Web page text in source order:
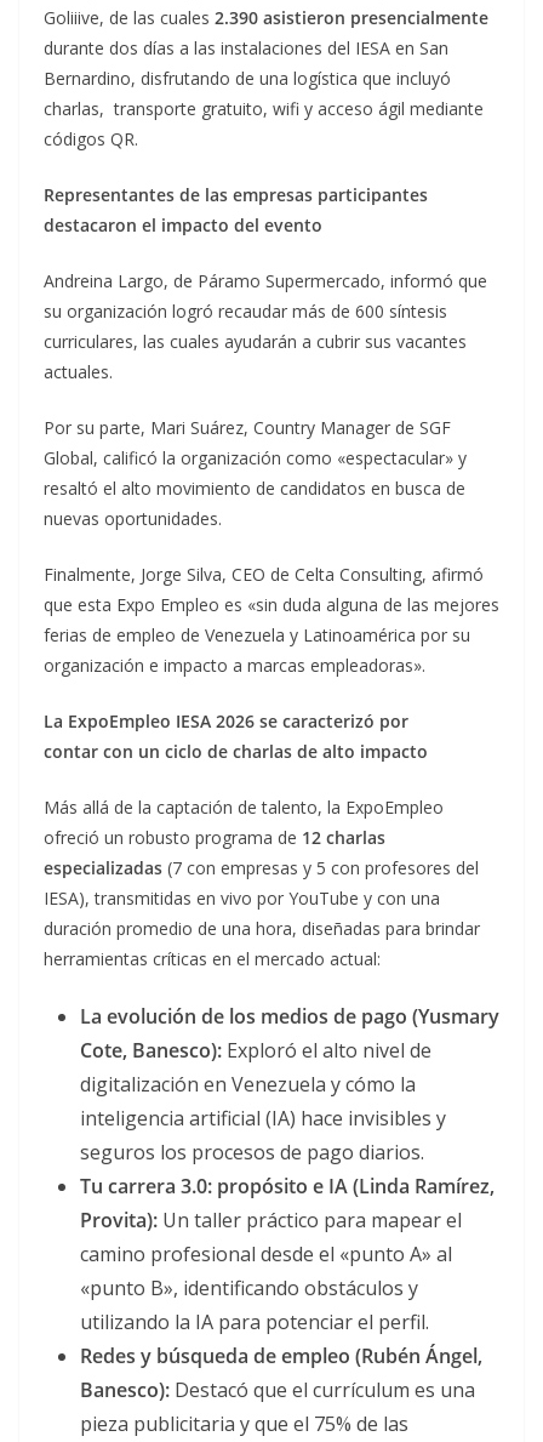
Goliiive, de las cuales 2.390 asistieron presencialmente
durante dos días a las instalaciones del IESA en San
Bernardino, disfrutando de una logística que incluyó
charlas, transporte gratuito, wifi y acceso ágil mediante
códigos QR.
Representantes de las empresas participantes
destacaron el impacto del evento
Andreina Largo, de Páramo Supermercado, informó que
su organización logró recaudar más de 600 síntesis
curriculares, las cuales ayudarán a cubrir sus vacantes
actuales.
Por su parte, Mari Suárez, Country Manager de SGF
Global, calificó la organización como «espectacular» y
resaltó el alto movimiento de candidatos en busca de
nuevas oportunidades.
Finalmente, Jorge Silva, CEO de Celta Consulting, afirmó
que esta Expo Empleo es «sin duda alguna de las mejores
ferias de empleo de Venezuela y Latinoamérica por su
organización e impacto a marcas empleadoras».
La ExpoEmpleo IESA 2026 se caracterizó por
contar con un ciclo de charlas de alto impacto
Más allá de la captación de talento, la ExpoEmpleo
ofreció un robusto programa de 12 charlas
especializadas (7 con empresas y 5 con profesores del
IESA), transmitidas en vivo por YouTube y con una
duración promedio de una hora, diseñadas para brindar
herramientas críticas en el mercado actual:
La evolución de los medios de pago (Yusmary
Cote, Banesco): Exploró el alto nivel de
digitalización en Venezuela y cómo la
inteligencia artificial (IA) hace invisibles y
seguros los procesos de pago diarios.
Tu carrera 3.0: propósito e IA (Linda Ramírez,
Provita): Un taller práctico para mapear el
camino profesional desde el «punto A» al
«punto B», identificando obstáculos y
utilizando la IA para potenciar el perfil.
Redes y búsqueda de empleo (Rubén Ángel,
Banesco): Destacó que el currículum es una
pieza publicitaria y que el 75% de las